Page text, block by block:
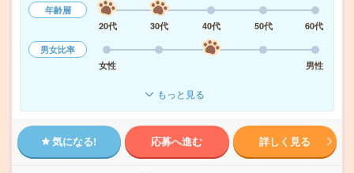
年齢層
20代
30代 40代 50代
60代
男女比率
女性
男性
もっと見る
気になる! 応募へ進む 詳しく見る